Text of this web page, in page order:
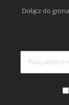
Dołącz do